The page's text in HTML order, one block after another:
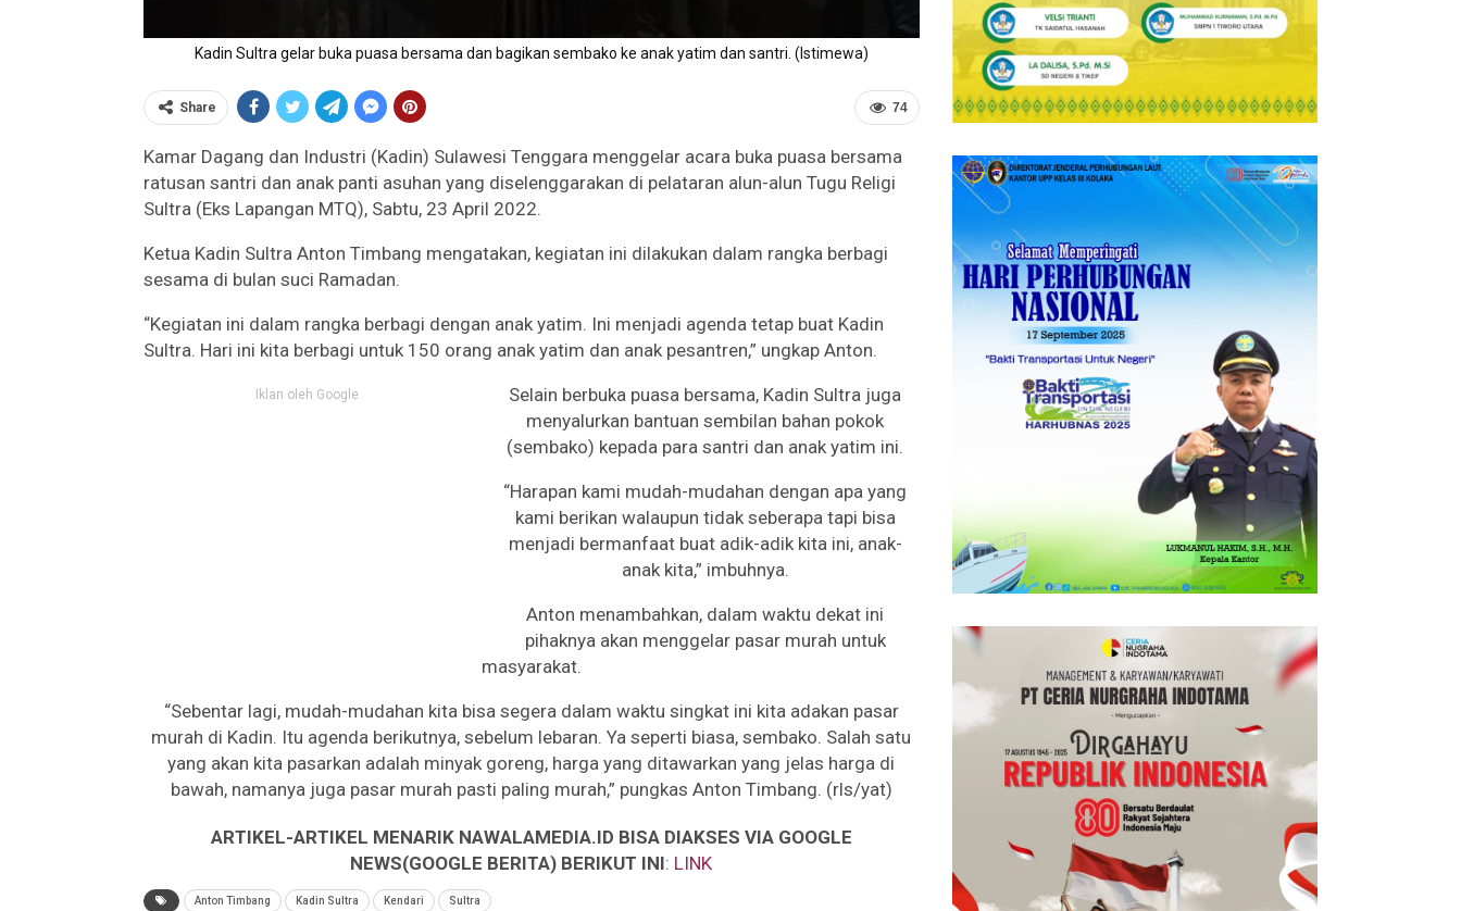
Kadin Sultra gelar buka puasa bersama dan bagikan sembako ke anak yatim dan santri. (Istimewa)
74
Share
Kamar Dagang dan Industri (Kadin) Sulawesi Tenggara menggelar acara buka puasa bersama
ratusan santri dan anak panti asuhan yang diselenggarakan di pelataran alun-alun Tugu Religi
Sultra (Eks Lapangan MTQ), Sabtu, 23 April 2022.
Ketua Kadin Sultra Anton Timbang mengatakan, kegiatan ini dilakukan dalam rangka berbagi
sesama di bulan suci Ramadan.
“Kegiatan ini dalam rangka berbagi dengan anak yatim. Ini menjadi agenda tetap buat Kadin
Sultra. Hari ini kita berbagi untuk 150 orang anak yatim dan anak pesantren,” ungkap Anton.
Iklan oleh Google
Selain berbuka puasa bersama, Kadin Sultra juga
menyalurkan bantuan sembilan bahan pokok
(sembako) kepada para santri dan anak yatim ini.
“Harapan kami mudah-mudahan dengan apa yang
kami berikan walaupun tidak seberapa tapi bisa
menjadi bermanfaat buat adik-adik kita ini, anak-
anak kita,” imbuhnya.
Anton menambahkan, dalam waktu dekat ini
pihaknya akan menggelar pasar murah untuk
masyarakat.
“Sebentar lagi, mudah-mudahan kita bisa segera dalam waktu singkat ini kita adakan pasar
murah di Kadin. Itu agenda berikutnya, sebelum lebaran. Ya seperti biasa, sembako. Salah satu
yang akan kita pasarkan adalah minyak goreng, harga yang ditawarkan yang jelas harga di
bawah, namanya juga pasar murah pasti paling murah,” pungkas Anton Timbang. (rls/yat)
ARTIKEL-ARTIKEL MENARIK NAWALAMEDIA.ID BISA DIAKSES VIA GOOGLE
NEWS(GOOGLE BERITA) BERIKUT INI: LINK
Anton Timbang Kadin Sultra Kendari Sultra